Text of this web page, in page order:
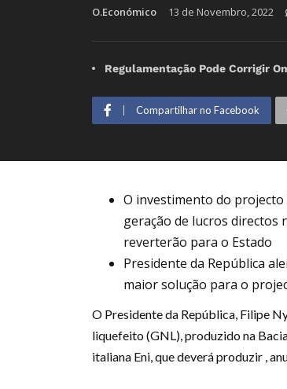
O.Económico 13 de Novembro, 2022
Regulamentação Pode Corrigir
Compartilhar no Facebook
O investimento do projecto
geração de lucros directos
reverterão para o Estado
Presidente da República
maior solução para o
O Presidente da República, Filipe
liquefeito (GNL), produzido na
italiana Eni, que deverá produzir ,